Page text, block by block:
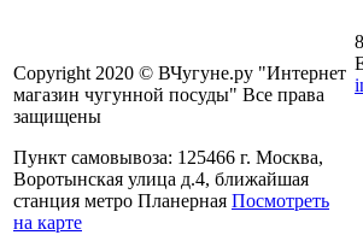
Copyright 2020 © ВЧугуне.ру "Интернет
магазин чугунной посуды" Все права
защищены
Пункт самовывоза: 125466 г. Москва,
Воротынская улица д.4, ближайшая
станция метро Планерная Посмотреть
на карте